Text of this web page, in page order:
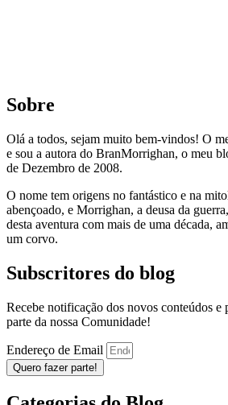
Sobre
Olá a todos, sejam muito bem-vindos! O
e sou a autora do BranMorrighan, o meu
de Dezembro de 2008.
O nome tem origens no fantástico e na
abençoado, e Morrighan, a deusa da
desta aventura com mais de uma década,
um corvo.
Subscritores do blog
Recebe notificação dos novos conteúdos e
parte da nossa Comunidade!
Endereço de Email
Quero fazer parte!